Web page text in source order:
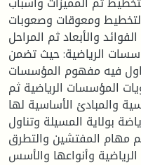
ومعوقات وصعوبات
والأبعاد ثم المراحل
الرياضية: حيث تضمن
فيه مفهوم المؤسسات
المؤسسات الرياضية ثم
والمبادئ الأساسية لها
بولاية المسيلة وتناول
مهام المفتشين والتطرق
وأنواعها والأسس